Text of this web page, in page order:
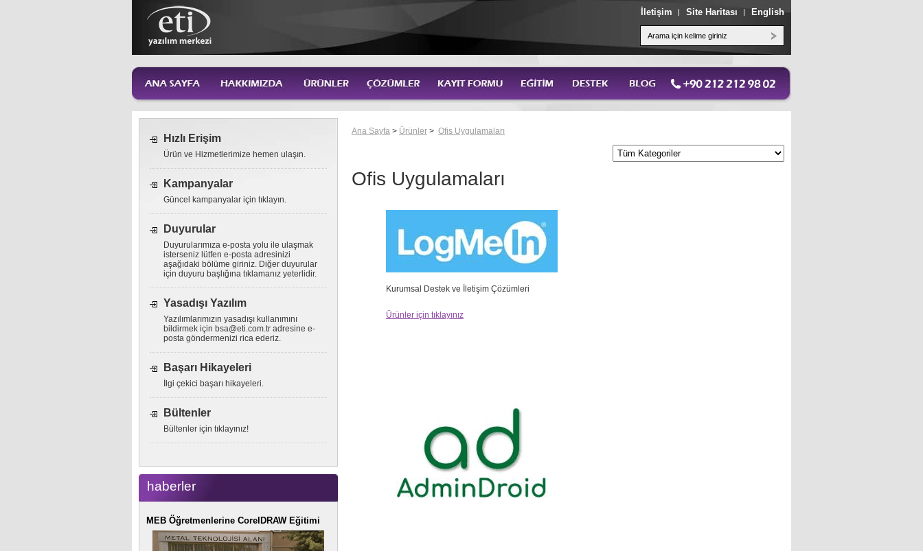
İletişim Site Haritası English
Ana Sayfa > Ürünler > Ofis Uygulamaları
Ofis Uygulamaları
Kurumsal Destek ve İletişim Çözümleri
Ürünler için tıklayınız
Hızlı Erişim
Ürün ve Hizmetlerimize hemen ulaşın.
Kampanyalar
Güncel kampanyalar için tıklayın.
Duyurular
Duyurularımıza e-posta yolu ile ulaşmak
isterseniz lütfen e-posta adresinizi
aşağıdaki bölüme giriniz. Diğer duyurular
için duyuru başlığına tıklamanız yeterlidir.
Yasadışı Yazılım
Yazılımlarımızın yasadışı kullanımını
bildirmek için bsa@eti.com.tr adresine e-
posta göndermenizi rica ederiz.
Başarı Hikayeleri
İlgi çekici başarı hikayeleri.
Bültenler
Bültenler için tıklayınız!
haberler
MEB Öğretmenlerine CorelDRAW Eğitimi